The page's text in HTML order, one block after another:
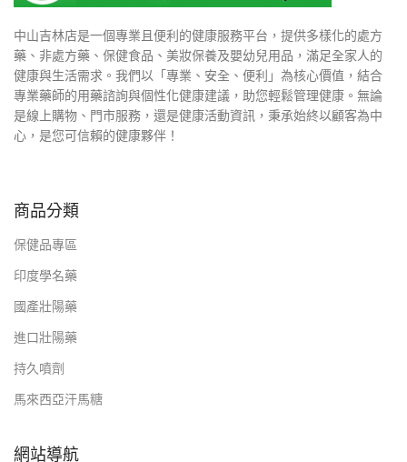
中山吉林店是一個專業且便利的健康服務平台，提供多樣化的處方
藥、非處方藥、保健食品、美妝保養及嬰幼兒用品，滿足全家人的
健康與生活需求。我們以「專業、安全、便利」為核心價值，結合
專業藥師的用藥諮詢與個性化健康建議，助您輕鬆管理健康。無論
是線上購物、門市服務，還是健康活動資訊，秉承始終以顧客為中
心，是您可信賴的健康夥伴！
商品分類
保健品專區
印度學名藥
國產壯陽藥
進口壯陽藥
持久噴劑
馬來西亞汗馬糖
網站導航